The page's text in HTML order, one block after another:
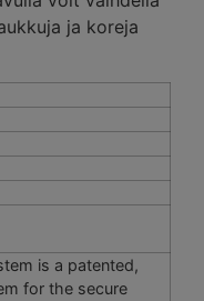
ja koreja
is a patented,
for the secure